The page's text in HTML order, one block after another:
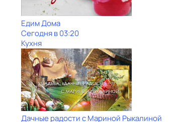
Едим Дома
Сегодня в 03:20
Кухня
Дачные радости с Мариной Рыкалиной